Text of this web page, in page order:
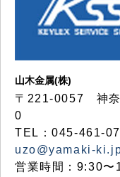
山木金属(株)
〒221-0057 神奈
0
TEL：045-461-
uzo@yamaki-
営業時間：9:30〜